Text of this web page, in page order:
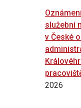
služební
v České
2026